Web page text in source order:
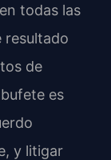
todas las
resultado
de
es
y litigar